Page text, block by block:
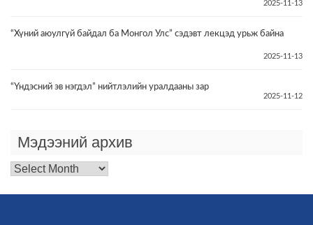
2025-11-13
“Хүний аюулгүй байдал ба Монгол Улс” сэдэвт лекцэд урьж байна
2025-11-13
“Үндэсний эв нэгдэл” нийтлэлийн уралдааны зар
2025-11-12
Мэдээний архив
Мэдээний